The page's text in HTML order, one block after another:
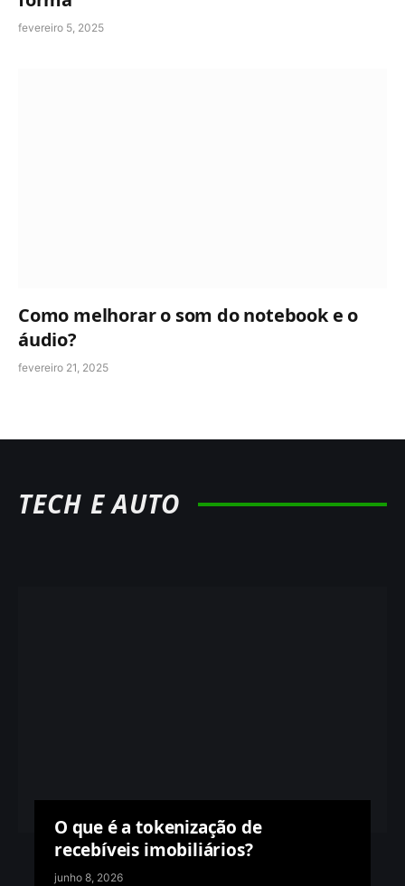
fevereiro 5, 2025
Como melhorar o som do notebook e o
áudio?
fevereiro 21, 2025
TECH E AUTO
O que é a tokenização de
recebíveis imobiliários?
junho 8, 2026